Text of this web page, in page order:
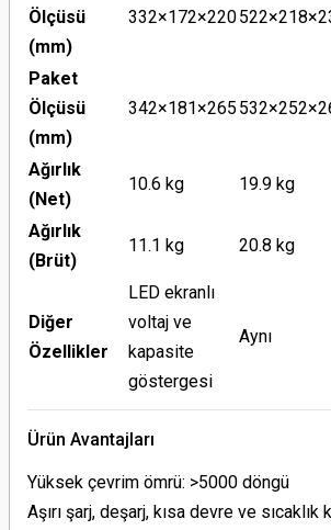
Ölçüsü
(mm)
332×172×220
Paket
Ölçüsü
(mm)
342×181×265
Ağırlık
(Net)
10.6 kg 19.9 kg
Ağırlık
(Brüt)
11.1 kg 20.8 kg
Diğer
Özellikler
LED ekranlı
voltaj ve
kapasite
göstergesi
Aynı
Ürün Avantajları
Yüksek çevrim ömrü: >5000 döngü
Aşırı şarj, deşarj, kısa devre ve sıcaklık